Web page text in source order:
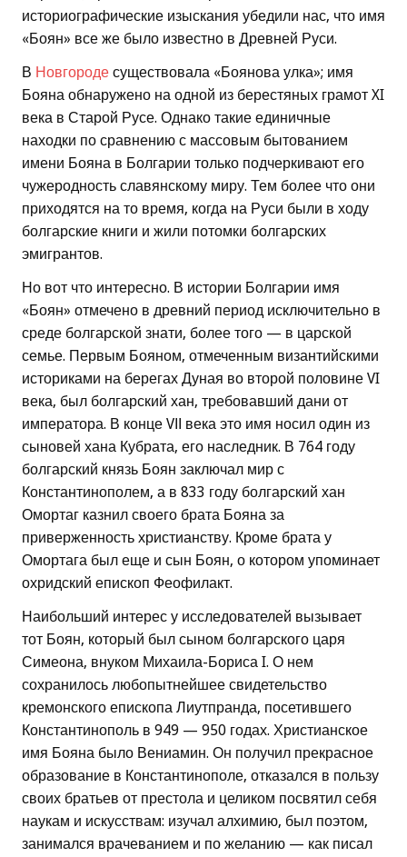
историографические изыскания убедили нас, что имя
«Боян» все же было известно в Древней Руси.
В Новгороде существовала «Боянова улка»; имя
Бояна обнаружено на одной из берестяных грамот XI
века в Старой Русе. Однако такие единичные
находки по сравнению с массовым бытованием
имени Бояна в Болгарии только подчеркивают его
чужеродность славянскому миру. Тем более что они
приходятся на то время, когда на Руси были в ходу
болгарские книги и жили потомки болгарских
эмигрантов.
Но вот что интересно. В истории Болгарии имя
«Боян» отмечено в древний период исключительно в
среде болгарской знати, более того — в царской
семье. Первым Бояном, отмеченным византийскими
историками на берегах Дуная во второй половине VI
века, был болгарский хан, требовавший дани от
императора. В конце VІІ века это имя носил один из
сыновей хана Кубрата, его наследник. В 764 году
болгарский князь Боян заключал мир с
Константинополем, а в 833 году болгарский хан
Омортаг казнил своего брата Бояна за
приверженность христианству. Кроме брата у
Омортага был еще и сын Боян, о котором упоминает
охридский епископ Феофилакт.
Наибольший интерес у исследователей вызывает
тот Боян, который был сыном болгарского царя
Симеона, внуком Михаила-Бориса I. О нем
сохранилось любопытнейшее свидетельство
кремонского епископа Лиутпранда, посетившего
Константинополь в 949 — 950 годах. Христианское
имя Бояна было Вениамин. Он получил прекрасное
образование в Константинополе, отказался в пользу
своих братьев от престола и целиком посвятил себя
наукам и искусствам: изучал алхимию, был поэтом,
занимался врачеванием и по желанию — как писал